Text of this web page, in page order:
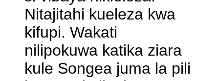
Nitajitahi kueleza kwa
kifupi. Wakati
nilipokuwa katika ziara
kule Songea juma la pili